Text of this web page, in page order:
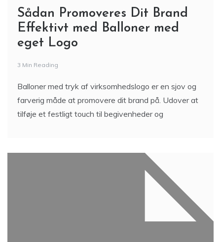
Sådan Promoveres Dit Brand
Effektivt med Balloner med
eget Logo
3 Min Reading
Balloner med tryk af virksomhedslogo er en sjov og
farverig måde at promovere dit brand på. Udover at
tilføje et festligt touch til begivenheder og